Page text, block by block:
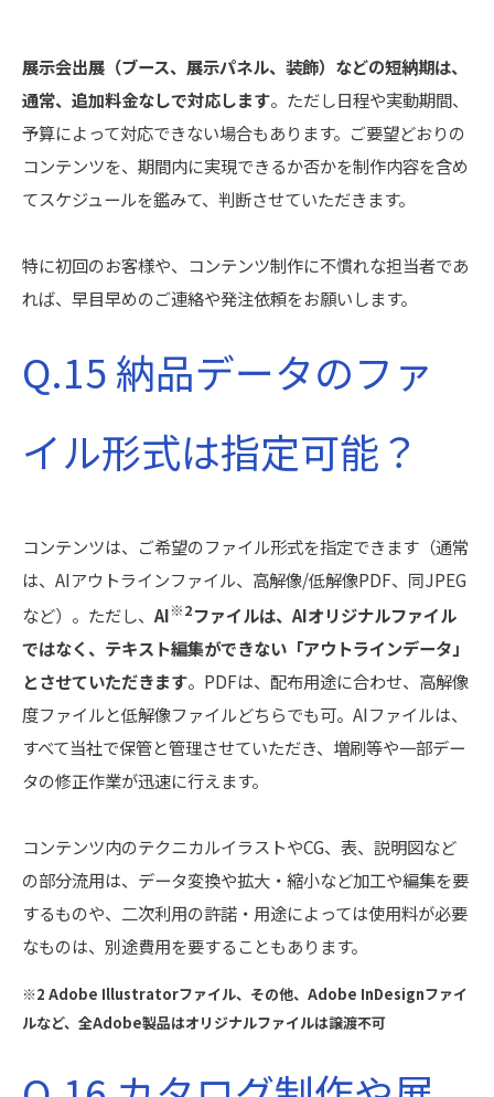
展示会出展（ブース、展示パネル、装飾）などの短納期は、
通常、追加料金なしで対応します。ただし日程や実動期間、
予算によって対応できない場合もあります。ご要望どおりの
コンテンツを、期間内に実現できるか否かを制作内容を含め
てスケジュールを鑑みて、判断させていただきます。
特に初回のお客様や、コンテンツ制作に不慣れな担当者であ
れば、早目早めのご連絡や発注依頼をお願いします。
Q.15 納品データのファ
イル形式は指定可能？
コンテンツは、ご希望のファイル形式を指定できます（通常
は、AIアウトラインファイル、高解像/低解像PDF、同JPEG
など）。ただし、 AI※2ファイルは、AIオリジナルファイル
ではなく、テキスト編集ができない「アウトラインデータ」
とさせていただきます。PDFは、配布用途に合わせ、高解像
度ファイルと低解像ファイルどちらでも可。AIファイルは、
すべて当社で保管と管理させていただき、増刷等や一部デー
タの修正作業が迅速に行えます。
コンテンツ内のテクニカルイラストやCG、表、説明図など
の部分流用は、データ変換や拡大・縮小など加工や編集を要
するものや、二次利用の許諾・用途によっては使用料が必要
なものは、別途費用を要することもあります。
※2 Adobe Illustratorファイル、その他、Adobe InDesignファイ
ルなど、全Adobe製品はオリジナルファイルは譲渡不可